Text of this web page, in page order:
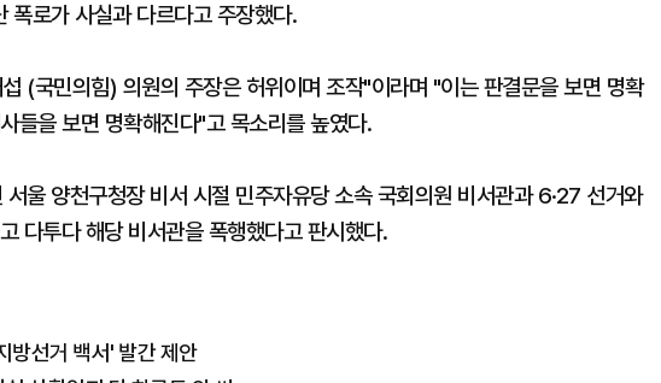
폭로가 사실과 다르다고 주장했다.
(국민의힘) 의원의 주장은 허위이며 조작"이라며 "이는 판결문을 보면 명확
들을 보면 명확해진다"고 목소리를 높였다.
울 양천구청장 비서 시절 민주자유당 소속 국회의원 비서관과 6·27 선거와
다투다 해당 비서관을 폭행했다고 판시했다.
방선거 백서' 발간 제안